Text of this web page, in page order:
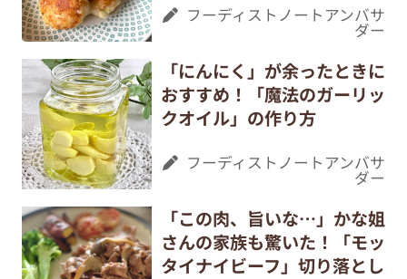
フーディストノートアンバサ
ダー
「にんにく」が余ったときに
おすすめ！「魔法のガーリッ
クオイル」の作り方
フーディストノートアンバサ
ダー
「この肉、旨いな…」かな姐
さんの家族も驚いた！「モッ
タイナイビーフ」切り落とし